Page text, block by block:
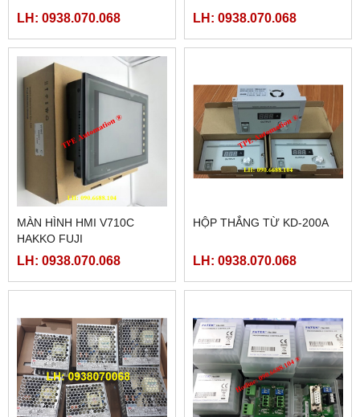
LH: 0938.070.068 LH: 0938.070.068
MÀN HÌNH HMI V710C
HAKKO FUJI
LH: 0938.070.068
HỘP THẮNG TỪ KD-200A
LH: 0938.070.068